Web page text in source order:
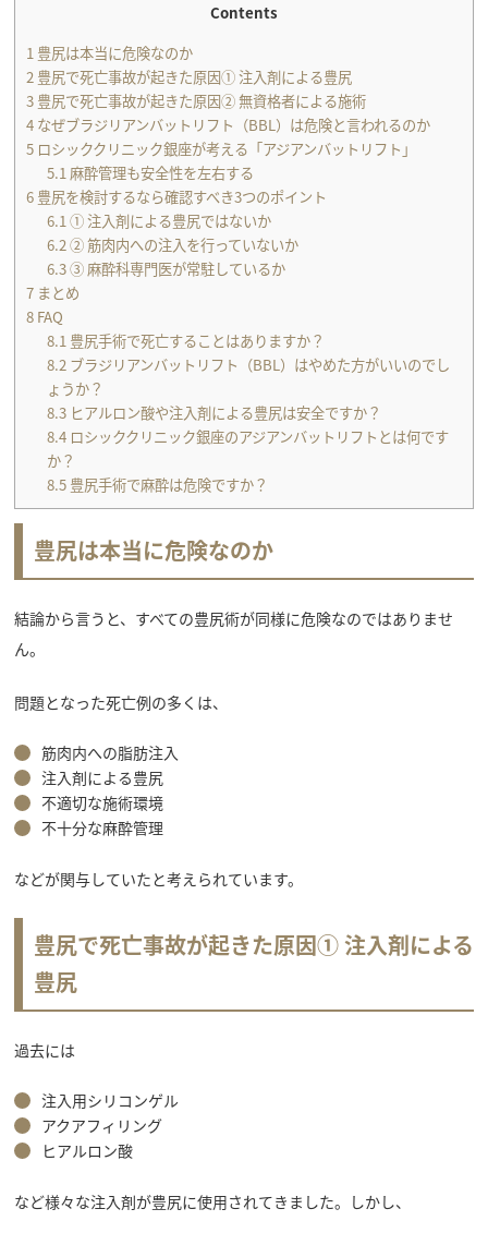
Contents
1豊尻は本当に危険なのか
2豊尻で死亡事故が起きた原因① 注入剤による豊尻
3豊尻で死亡事故が起きた原因② 無資格者による施術
4なぜブラジリアンバットリフト（BBL）は危険と言われるのか
5ロシッククリニック銀座が考える「アジアンバットリフト」
5.1麻酔管理も安全性を左右する
6豊尻を検討するなら確認すべき3つのポイント
6.1① 注入剤による豊尻ではないか
6.2② 筋肉内への注入を行っていないか
6.3③ 麻酔科専門医が常駐しているか
7まとめ
8FAQ
8.1 豊尻手術で死亡することはありますか？
8.2 ブラジリアンバットリフト（BBL）はやめた方がいいのでし
ょうか？
8.3 ヒアルロン酸や注入剤による豊尻は安全ですか？
8.4 ロシッククリニック銀座のアジアンバットリフトとは何です
か？
8.5 豊尻手術で麻酔は危険ですか？
豊尻は本当に危険なのか
結論から言うと、すべての豊尻術が同様に危険なのではありませ
ん。
問題となった死亡例の多くは、
筋肉内への脂肪注入
注入剤による豊尻
不適切な施術環境
不十分な麻酔管理
などが関与していたと考えられています。
豊尻で死亡事故が起きた原因①注入剤による
豊尻
過去には
注入用シリコンゲル
アクアフィリング
ヒアルロン酸
など様々な注入剤が豊尻に使用されてきました。しかし、